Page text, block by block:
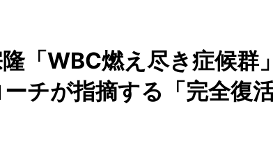
「WBC燃え尽き症候
チが指摘する「完全復